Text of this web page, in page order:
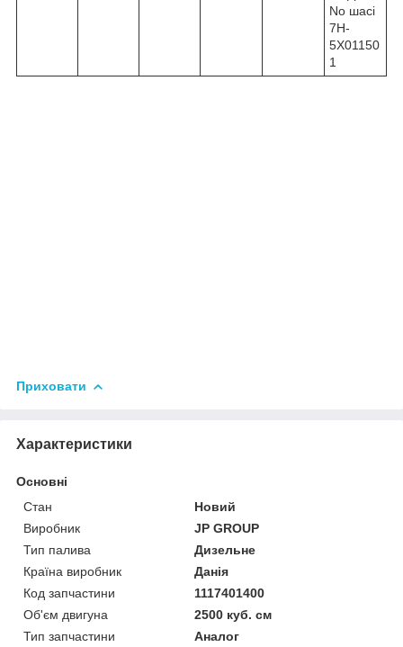
No шасі
7H-
5X01150
1
Приховати
Характеристики
Основні
Стан
Новий
Виробник
JP GROUP
Тип палива
Дизельне
Країна виробник
Данія
Код запчастини
1117401400
Об'єм двигуна
2500 куб. см
Тип запчастини
Аналог